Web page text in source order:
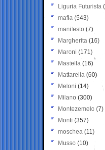
Liguria Futurista
mafia (543)
manifesto (7)
Margherita (16)
Maroni (171)
Mastella (16)
Mattarella (60)
Meloni (14)
Milano (300)
Montezemolo (7)
Monti (357)
moschea (11)
Musso (10)